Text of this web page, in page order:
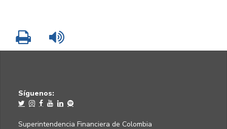
Imprimir
Síguenos:
Superintendencia Financiera de Colombia